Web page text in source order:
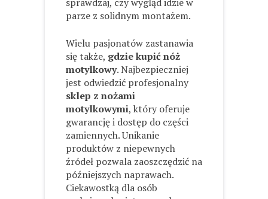
parze z solidnym montażem.
Wielu pasjonatów zastanawia
się także, gdzie kupić nóż
motylkowy. Najbezpieczniej
jest odwiedzić profesjonalny
sklep z nożami
motylkowymi, który oferuje
gwarancję i dostęp do części
zamiennych. Unikanie
produktów z niepewnych
źródeł pozwala zaoszczędzić na
późniejszych naprawach.
Ciekawostką dla osób